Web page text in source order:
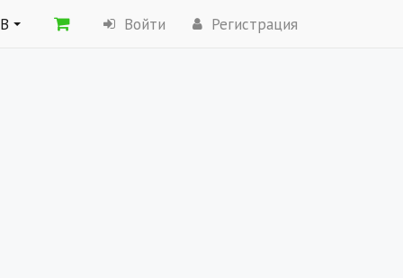
Войти Регистрация